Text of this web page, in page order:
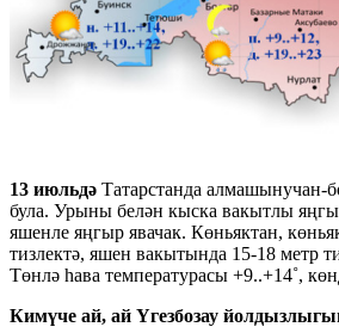
13 июльдә Татарстанда
була. Урыны белән кыска вакытлы
яшенле яңгыр явачак. Көньяктан,
тизлектә, яшен вакытында 15-18 метр
Төнлә һава температурасы +9..+14˚,
Кимүче ай, ай Үгезбозау